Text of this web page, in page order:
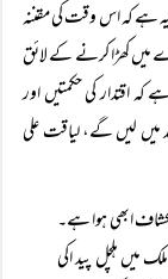
ہے کہ اس وقت کی مقننہ
میں کھڑا کرنے کے لائق
کہ اقتدار کی حکمتیں اور
میں لیں گے، لیاقت علی
ابھی ہوا ہے۔
ہلچل پید اکی